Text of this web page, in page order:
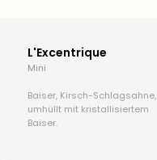
L'Excentrique
Mini
Baiser, Kirsch-Schlagsahne,
umhüllt mit kristallisiertem
Baiser.